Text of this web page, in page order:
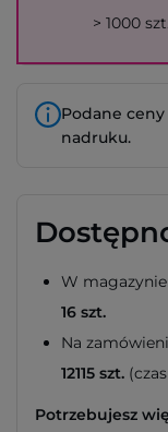
> 1000 szt.
Podane
nadruku.
W magazynie
16 szt.
Na
12115 szt.
Potrzebujesz